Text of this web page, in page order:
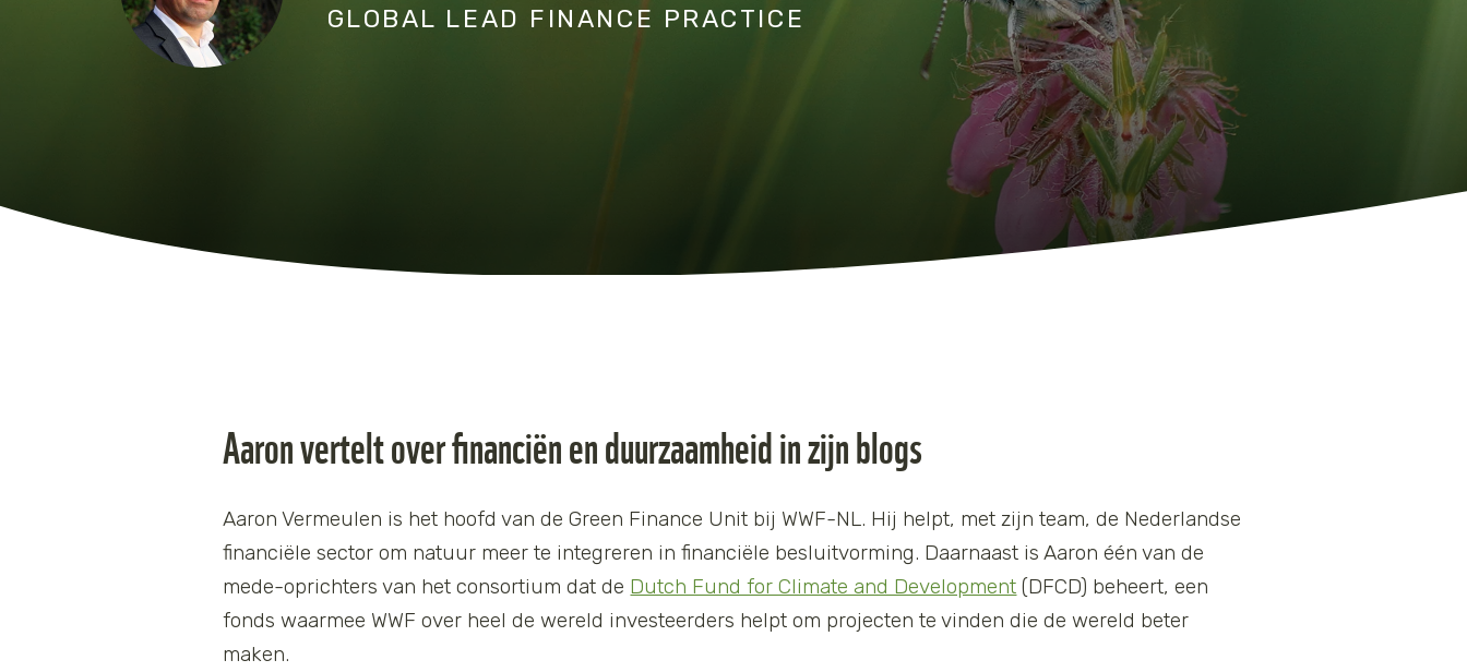
GLOBAL LEAD FINANCE PRACTICE
Aaron vertelt over financiën en duurzaamheid in zijn blogs
Aaron Vermeulen is het hoofd van de Green Finance Unit bij WWF-NL. Hij helpt, met zijn team, de Nederlandse
financiële sector om natuur meer te integreren in financiële besluitvorming. Daarnaast is Aaron één van de
mede-oprichters van het consortium dat de Dutch Fund for Climate and Development (DFCD) beheert, een
fonds waarmee WWF over heel de wereld investeerders helpt om projecten te vinden die de wereld beter
maken.